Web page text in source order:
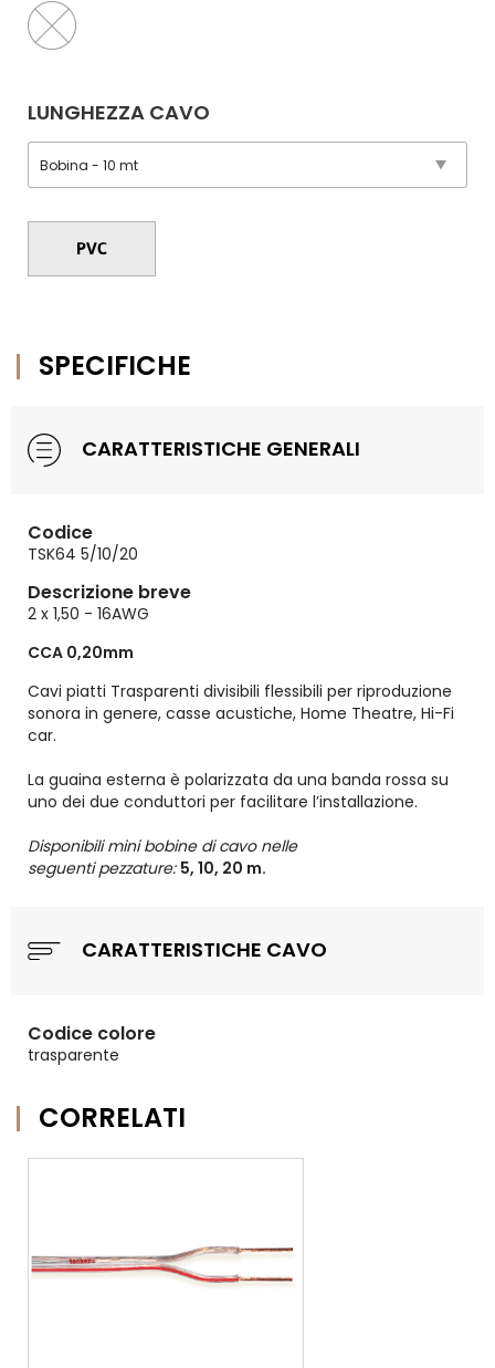
LUNGHEZZA CAVO
SPECIFICHE
CARATTERISTICHE GENERALI
Codice
TSK64 5/10/20
Descrizione breve
2 x 1,50 - 16AWG
CCA 0,20mm
Cavi piatti Trasparenti divisibili flessibili per riproduzione
sonora in genere, casse acustiche, Home Theatre, Hi-Fi
car.
La guaina esterna è polarizzata da una banda rossa su
uno dei due conduttori per facilitare l’installazione.
Disponibili mini bobine di cavo nelle
seguentipezzature: 5, 10, 20 m.
CARATTERISTICHE CAVO
Codice colore
trasparente
CORRELATI